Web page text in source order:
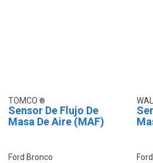
TOMCO
Sensor De Flujo De
Masa De Aire (MAF)
Ford Bronco